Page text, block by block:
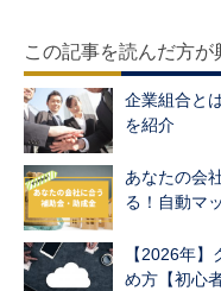
この記事を読んだ方
企業組合と
を紹介
あなたの会
る！自動マ
【2026年
め方【初心